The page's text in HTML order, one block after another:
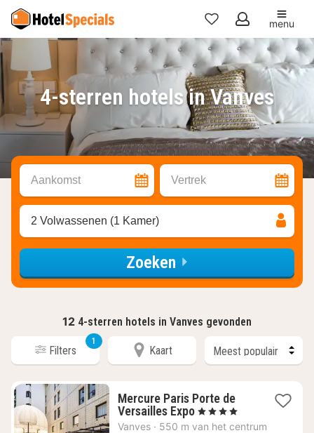
Mijn
favorieten
menu
4-sterren hotels in Vanves
Aankomst Vertrek
2 Volwassenen (1 Kamer)
Zoeken
12 4-sterren hotels in Vanves gevonden
Filters
1
Kaart
Mercure Paris Porte de
Versailles Expo1
nacht
, 4 Sterren
Vanves · 550 m van het centrum